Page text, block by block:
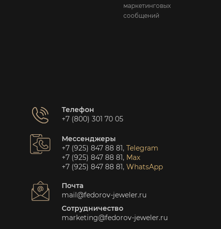
маркетинговых
сообщений
Телефон
+7 (800) 301 70 05
Мессенджеры
+7 (925) 847 88 81, Telegram
+7 (925) 847 88 81, Max
+7 (925) 847 88 81, WhatsApp
Почта
mail@fedorov-jeweler.ru
Сотрудничество
marketing@fedorov-jeweler.ru